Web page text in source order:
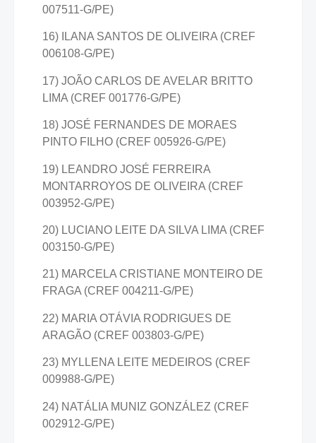
007511-G/PE)
16) ILANA SANTOS DE OLIVEIRA (CREF
006108-G/PE)
17) JOÃO CARLOS DE AVELAR BRITTO
LIMA (CREF 001776-G/PE)
18) JOSÉ FERNANDES DE MORAES
PINTO FILHO (CREF 005926-G/PE)
19) LEANDRO JOSÉ FERREIRA
MONTARROYOS DE OLIVEIRA (CREF
003952-G/PE)
20) LUCIANO LEITE DA SILVA LIMA (CREF
003150-G/PE)
21) MARCELA CRISTIANE MONTEIRO DE
FRAGA (CREF 004211-G/PE)
22) MARIA OTÁVIA RODRIGUES DE
ARAGÃO (CREF 003803-G/PE)
23) MYLLENA LEITE MEDEIROS (CREF
009988-G/PE)
24) NATÁLIA MUNIZ GONZÁLEZ (CREF
002912-G/PE)